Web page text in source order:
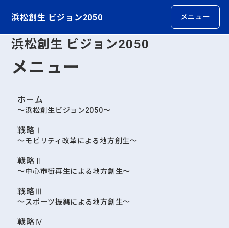
浜松創生 ビジョン2050 メニュー
浜松創生 ビジョン2050
メニュー
ホーム
～浜松創生ビジョン2050～
戦略Ⅰ
～モビリティ改革による地方創生～
戦略Ⅱ
～中心市街再生による地方創生～
戦略Ⅲ
～スポーツ振興による地方創生～
戦略Ⅳ